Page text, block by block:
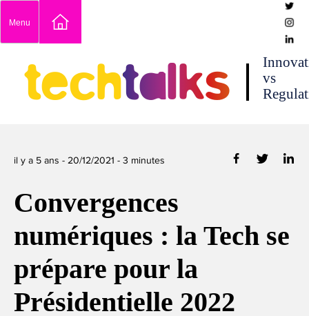
content
Menu
techtalks
vs
il y a 5 ans - 20/12/2021 - 3 minutes
Convergences
numériques : la Tech se
prépare pour la
Présidentielle 2022